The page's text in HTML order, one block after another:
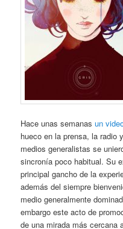
Hace unas semanasun
hueco en la prensa, la radio
medios generalistas se
sincronía poco habitual. Su
principal gancho de la
además del siempre
medio generalmente
embargo este acto de
de una mirada más cercana